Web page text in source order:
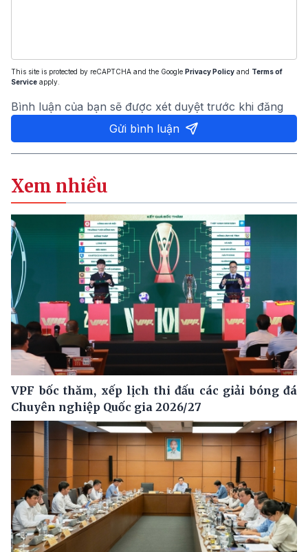
This site is protected by reCAPTCHA and the Google Privacy Policy and Terms of
Service apply.
Bình luận của bạn sẽ được xét duyệt trước khi đăng
Gửi bình luận
Xem nhiều
VPF bốc thăm, xếp lịch thi đấu các giải bóng đá
Chuyên nghiệp Quốc gia 2026/27